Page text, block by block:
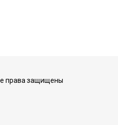
права защищены